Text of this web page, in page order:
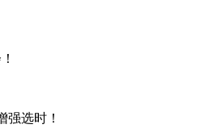
强选时！